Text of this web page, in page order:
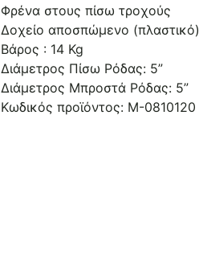
Φρένα στους πίσω τροχούς
Δοχείο αποσπώμενο (πλαστικό)
Βάρος : 14 Kg
Διάμετρος Πίσω Ρόδας: 5”
Διάμετρος Μπροστά Ρόδας: 5”
Κωδικός προϊόντος: Μ-0810120